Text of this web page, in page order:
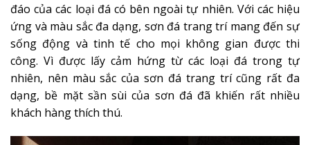
đáo của các loại đá có bên ngoài tự nhiên. Với các hiệu
ứng và màu sắc đa dạng, sơn đá trang trí mang đến sự
sống động và tinh tế cho mọi không gian được thi
công. Vì được lấy cảm hứng từ các loại đá trong tự
nhiên, nên màu sắc của sơn đá trang trí cũng rất đa
dạng, bề mặt sần sùi của sơn đá đã khiến rất nhiều
khách hàng thích thú.